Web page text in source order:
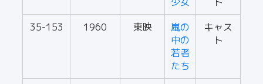
35-153
1960 東映
嵐の
中の
若者
たち
キャス
ト